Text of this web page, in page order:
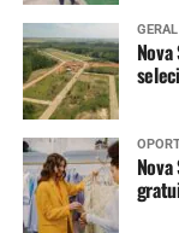
GERAL